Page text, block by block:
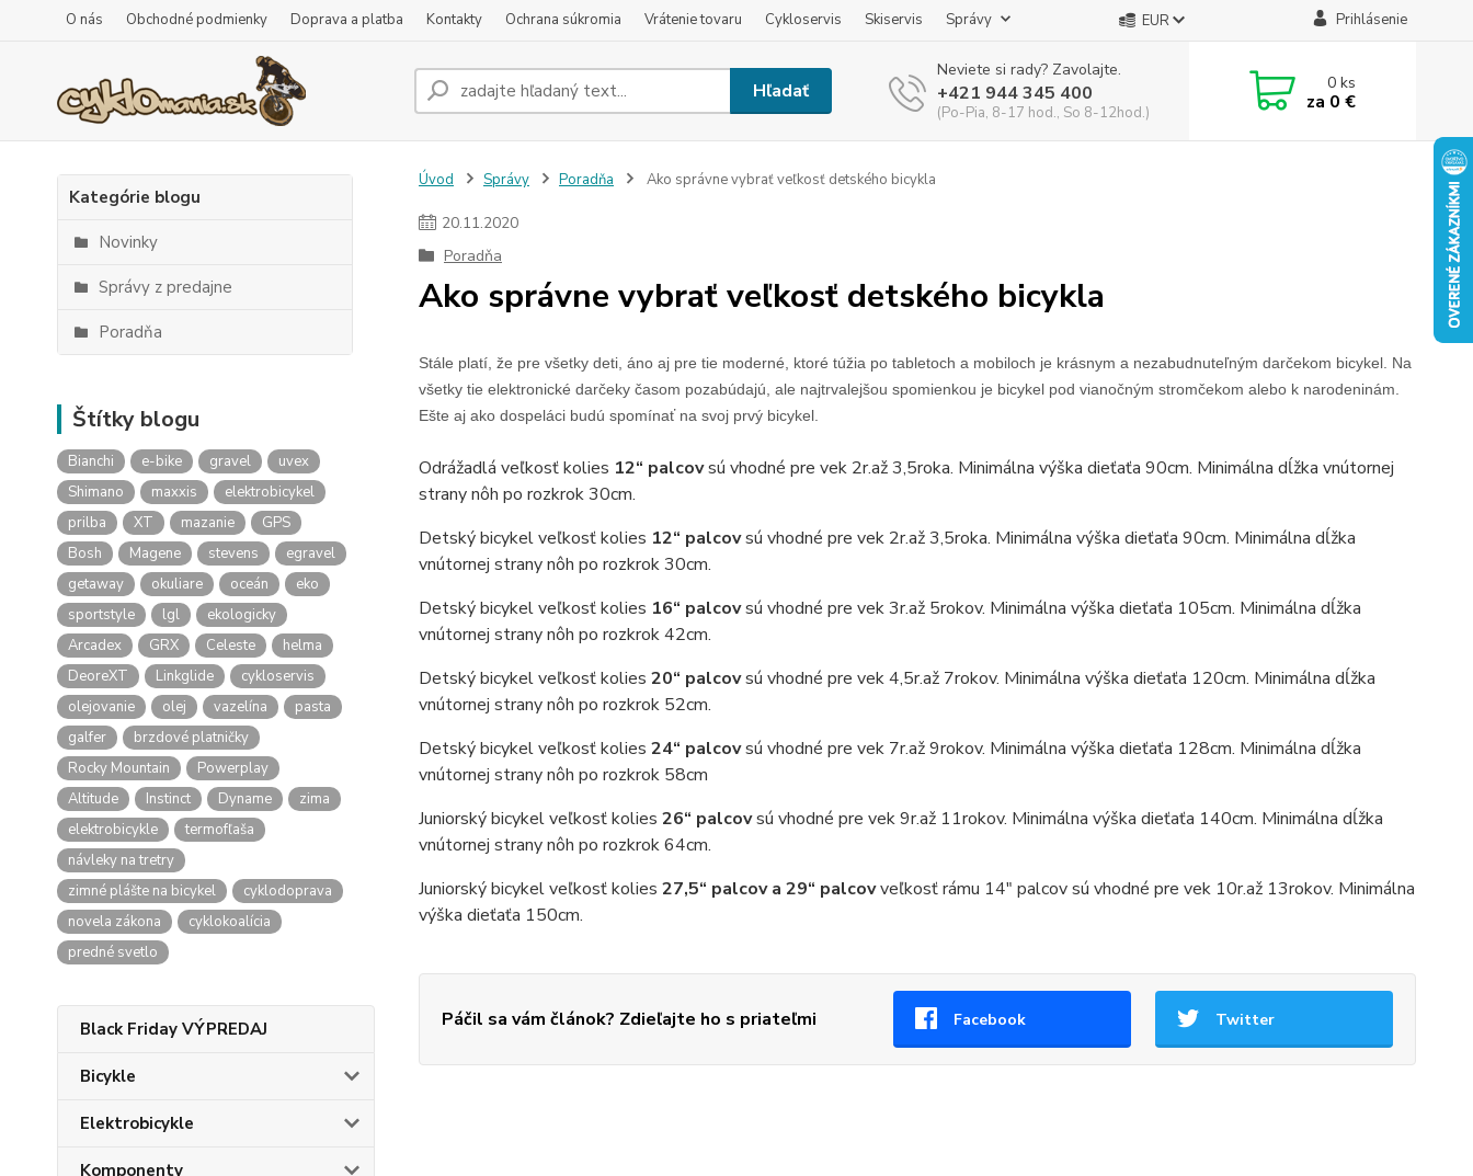
O nás Obchodné podmienky Doprava a platba Kontakty Ochrana súkromia Vrátenie tovaru Cykloservis Skiservis Správy EUR Prihlásenie
Hľadať
Neviete si rady? Zavolajte.
+421 944 345 400
(Po-Pia, 8-17 hod., So 8-12hod.)
0ks
za 0 €
Kategórie blogu
Novinky
Správy z predajne
Poradňa
Štítky blogu
Bianchi e-bike gravel
uvex
Shimano
maxxis
elektrobicykel
prilba
XT mazanie
GPS
Bosh
Magene stevens
egravel
getaway
okuliare oceán
eko
sportstyle
lgl
ekologicky
Arcadex
GRX Celeste
helma
DeoreXT
Linkglide
cykloservis
olejovanie
olej vazelína
pasta
galfer
brzdové platničky
Rocky Mountain
Powerplay
Altitude
Instinct Dyname
zima
elektrobicykle
termofľaša
návleky na tretry
zimné plášte na bicykel
cyklodoprava
novela zákona
cyklokoalícia
predné svetlo
Black Friday VÝPREDAJ
Bicykle
Elektrobicykle
Komponenty
Úvod Správy Poradňa Ako správne vybrať veľkosť detského bicykla
20.11.2020
Poradňa
Ako správne vybrať veľkosť detského bicykla
Stále platí, že pre všetky deti, áno aj pre tie moderné, ktoré túžia po tabletoch a mobiloch je krásnym a nezabudnuteľným darčekom bicykel. Na
všetky tie elektronické darčeky časom pozabúdajú, ale najtrvalejšou spomienkou je bicykel pod vianočným stromčekom alebo k narodeninám.
Ešte aj ako dospeláci budú spomínať na svoj prvý bicykel.
Odrážadlá veľkosť kolies 12“ palcovsú vhodné pre vek 2r.až 3,5roka. Minimálna výška dieťaťa 90cm. Minimálna dĺžka vnútornej
strany nôh po rozkrok 30cm.
Detský bicykel veľkosť kolies 12“ palcovsú vhodné pre vek 2r.až 3,5roka. Minimálna výška dieťaťa 90cm. Minimálna dĺžka
vnútornej strany nôh po rozkrok 30cm.
Detský bicykel veľkosť kolies 16“ palcovsú vhodné pre vek 3r.až 5rokov. Minimálna výška dieťaťa 105cm. Minimálna dĺžka
vnútornej strany nôh po rozkrok 42cm.
Detský bicykel veľkosť kolies 20“ palcovsú vhodné pre vek 4,5r.až 7rokov. Minimálna výška dieťaťa 120cm. Minimálna dĺžka
vnútornej strany nôh po rozkrok 52cm.
Detský bicykel veľkosť kolies 24“ palcovsú vhodné pre vek 7r.až 9rokov. Minimálna výška dieťaťa 128cm. Minimálna dĺžka
vnútornej strany nôh po rozkrok 58cm
Juniorský bicykel veľkosť kolies 26“ palcovsú vhodné pre vek 9r.až 11rokov. Minimálna výška dieťaťa 140cm. Minimálna dĺžka
vnútornej strany nôh po rozkrok 64cm.
Juniorský bicykel veľkosť kolies 27,5“ palcov a 29“ palcovveľkosť rámu 14" palcov sú vhodné pre vek 10r.až 13rokov. Minimálna
výška dieťaťa 150cm.
Páčil sa vám článok? Zdieľajte ho s priateľmi Facebook Twitter